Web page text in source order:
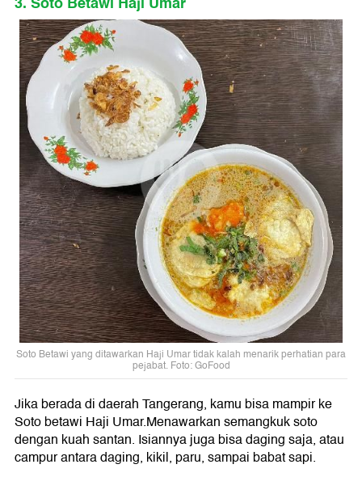
Soto Betawi yang ditawarkan Haji Umar tidak kalah menarik perhatian para
pejabat. Foto: GoFood
Jika berada di daerah Tangerang, kamu bisa mampir ke
Soto betawi Haji Umar.Menawarkan semangkuk soto
dengan kuah santan. Isiannya juga bisa daging saja, atau
campur antara daging, kikil, paru, sampai babat sapi.